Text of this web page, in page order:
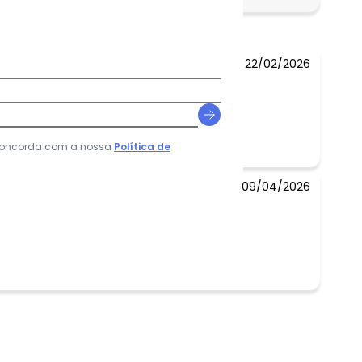
R$ 109,95
22/02/2026
09/04/2026
com a nossa Política de